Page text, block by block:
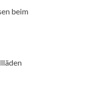
beim